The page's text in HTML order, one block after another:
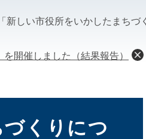
「新しい市役所をいかしたまち
開催しました（結果報告）
づくりにつ